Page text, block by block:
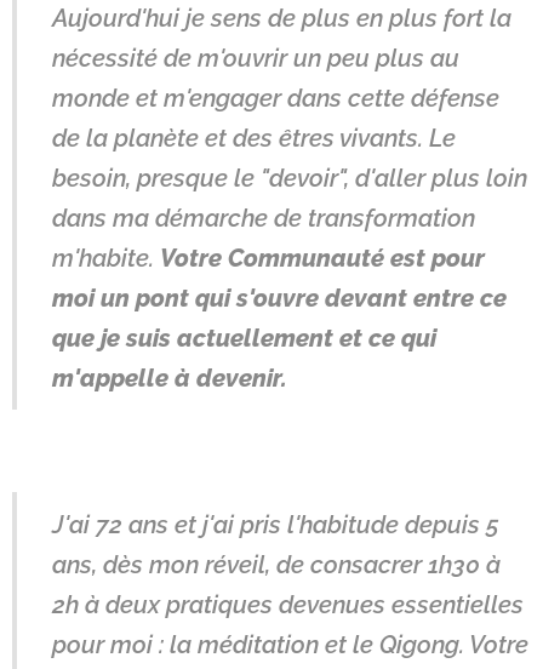
Aujourd'hui je sens de plus en plus fort la
nécessité de m'ouvrir un peu plus au
monde et m'engager dans cette défense
de la planète et des êtres vivants. Le
besoin, presque le "devoir", d'aller plus loin
dans ma démarche de transformation
m'habite. Votre Communauté est pour
moi un pont qui s'ouvre devant entre ce
que je suis actuellement et ce qui
m'appelle à devenir.
J'ai 72 ans et j'ai pris l'habitude depuis 5
ans, dès mon réveil, de consacrer 1h30 à
2h à deux pratiques devenues essentielles
pour moi : la méditation et le Qigong. Votre